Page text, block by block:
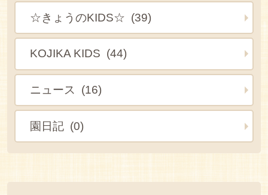
☆きょうのKIDS☆ (39)
KOJIKA KIDS (44)
ニュース (16)
園日記 (0)